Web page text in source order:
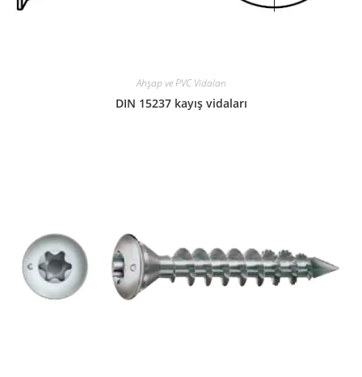
Ahşap ve PVC Vidaları
DIN 15237 kayış vidaları